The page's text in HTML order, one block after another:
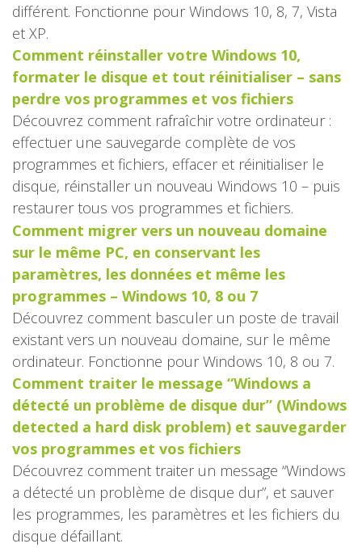
différent. Fonctionne pour Windows 10, 8, 7, Vista
et XP.
Comment réinstaller votre Windows 10,
formater le disque et tout réinitialiser – sans
perdre vos programmes et vos fichiers
Découvrez comment rafraîchir votre ordinateur :
effectuer une sauvegarde complète de vos
programmes et fichiers, effacer et réinitialiser le
disque, réinstaller un nouveau Windows 10 – puis
restaurer tous vos programmes et fichiers.
Comment migrer vers un nouveau domaine
sur le même PC, en conservant les
paramètres, les données et même les
programmes – Windows 10, 8 ou 7
Découvrez comment basculer un poste de travail
existant vers un nouveau domaine, sur le même
ordinateur. Fonctionne pour Windows 10, 8 ou 7.
Comment traiter le message “Windows a
détecté un problème de disque dur” (Windows
detected a hard disk problem) et sauvegarder
vos programmes et vos fichiers
Découvrez comment traiter un message “Windows
a détecté un problème de disque dur”, et sauver
les programmes, les paramètres et les fichiers du
disque défaillant.